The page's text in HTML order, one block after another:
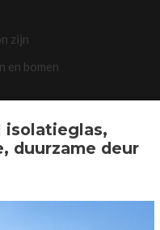
zijn
en bomen
isolatieglas,
duurzame deur